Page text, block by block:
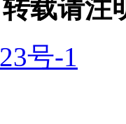
载请注
号-1